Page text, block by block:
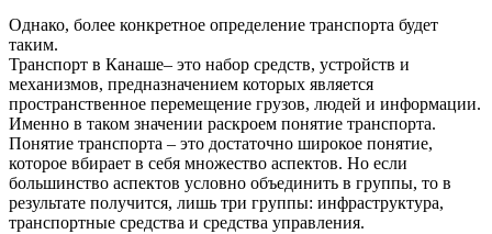
Однако, более конкретное определение транспорта будет
таким.
Транспорт в Канаше– это набор средств, устройств и
механизмов, предназначением которых является
пространственное перемещение грузов, людей и информации.
Именно в таком значении раскроем понятие транспорта.
Понятие транспорта – это достаточно широкое понятие,
которое вбирает в себя множество аспектов. Но если
большинство аспектов условно объединить в группы, то в
результате получится, лишь три группы: инфраструктура,
транспортные средства и средства управления.